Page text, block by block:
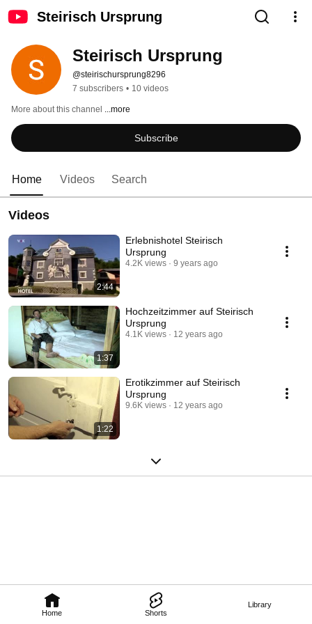
Steirisch Ursprung
Home Shorts
Library
Steirisch Ursprung
@steirischursprung8296
7 subscribers • 10 videos
More about this channel ...more
Subscribe
Home Videos Search
Videos
2:44
Erlebnishotel Steirisch
Ursprung
4.2K views 9 years ago
1:37
Hochzeitzimmer auf Steirisch
Ursprung
4.1K views 12 years ago
1:22
Erotikzimmer auf Steirisch
Ursprung
9.6K views 12 years ago